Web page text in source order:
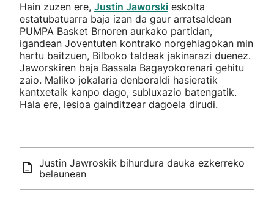
Hain zuzen ere, Justin Jaworski eskolta
estatubatuarra baja izan da gaur arratsaldean
PUMPA Basket Brnoren aurkako partidan,
igandean Joventuten kontrako norgehiagokan min
hartu baitzuen, Bilboko taldeak jakinarazi duenez.
Jaworskiren baja Bassala Bagayokorenari gehitu
zaio. Maliko jokalaria denboraldi hasieratik
kantxetaik kanpo dago, subluxazio batengatik.
Hala ere, lesioa gainditzear dagoela dirudi.
Justin Jawroskik bihurdura dauka ezkerreko
belaunean